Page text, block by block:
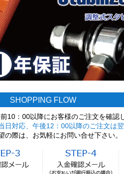
SHOPPING FLOW
10：00以降にお客様のご注文を確認
日対応、午後12：00以降のご注文は
の際は、お気軽にお問い合せ下さい。